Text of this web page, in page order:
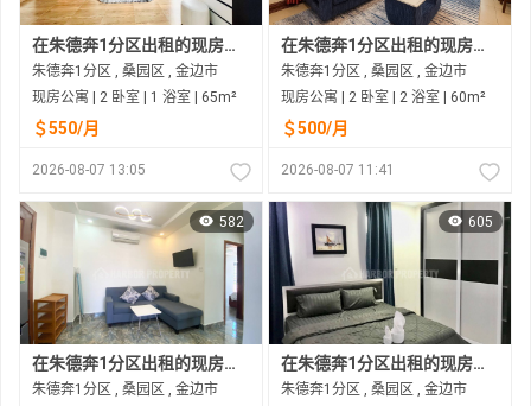
在朱德奔1分区出租的现房公寓
朱德奔1分区 , 桑园区 , 金边市
现房公寓 | 2 卧室 | 1 浴室 | 65m²
＄550/月
2026-08-07 13:05
在朱德奔1分区出租的现房公寓
朱德奔1分区 , 桑园区 , 金边市
现房公寓 | 2 卧室 | 2 浴室 | 60m²
＄500/月
2026-08-07 11:41
582
在朱德奔1分区出租的现房公寓
朱德奔1分区 , 桑园区 , 金边市
605
在朱德奔1分区出租的现房公寓
朱德奔1分区 , 桑园区 , 金边市